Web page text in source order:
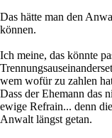
Das hätte man den
können.
Ich meine, das könnte
wem wofür zu zahlen
Dass der Ehemann das
ewige Refrain... denn
Anwalt längst getan.